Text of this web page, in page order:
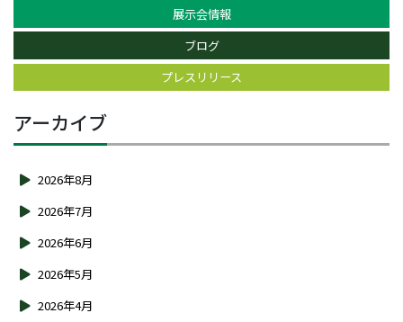
展示会情報
ブログ
プレスリリース
アーカイブ
2026年8月
2026年7月
2026年6月
2026年5月
2026年4月